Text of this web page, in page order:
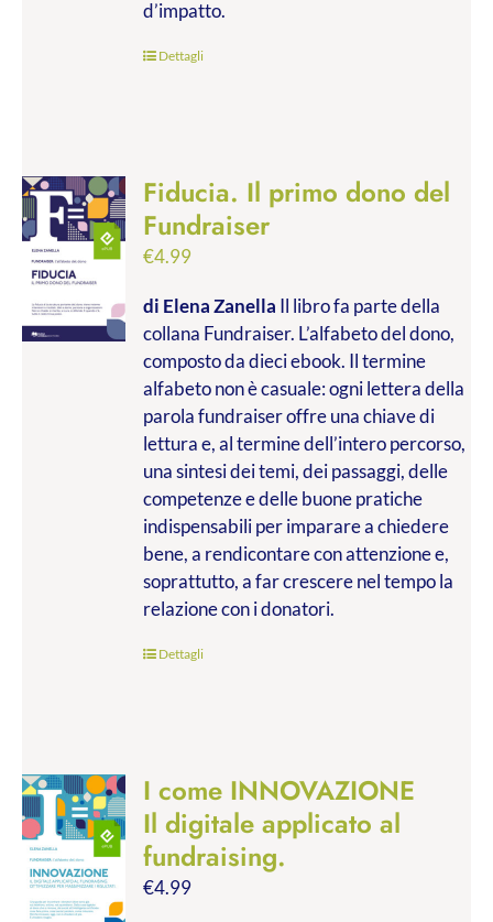
d’impatto.
Dettagli
Fiducia. Il primo dono del
Fundraiser
€4.99
di Elena Zanella Il libro fa parte della
collana Fundraiser. L’alfabeto del dono,
composto da dieci ebook. Il termine
alfabeto non è casuale: ogni lettera della
parola fundraiser offre una chiave di
lettura e, al termine dell’intero percorso,
una sintesi dei temi, dei passaggi, delle
competenze e delle buone pratiche
indispensabili per imparare a chiedere
bene, a rendicontare con attenzione e,
soprattutto, a far crescere nel tempo la
relazione con i donatori.
Dettagli
I come INNOVAZIONE
Il digitale applicato al
fundraising.
€4.99